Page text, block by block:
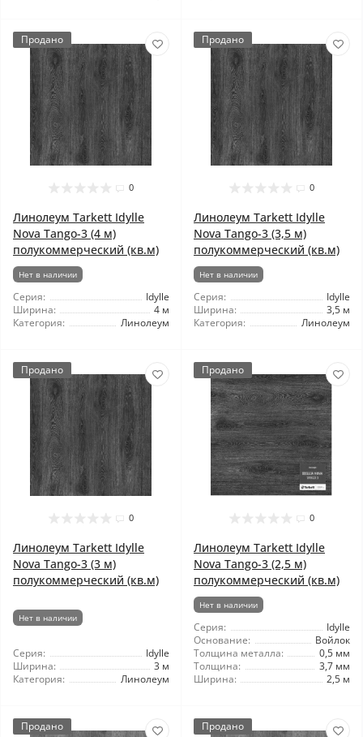
Продано
0
Линолеум Tarkett Idylle
Nova Tango-3 (4 м)
полукоммерческий (кв.м)
Нет в наличии
Серия:
Idylle
Ширина:
4 м
Категория:
Линолеум
Продано
0
Линолеум Tarkett Idylle
Nova Tango-3 (3,5 м)
полукоммерческий (кв.м)
Нет в наличии
Серия:
Idylle
Ширина:
3,5 м
Категория:
Линолеум
Продано
0
Линолеум Tarkett Idylle
Nova Tango-3 (3 м)
полукоммерческий (кв.м)
Нет в наличии
Серия:
Idylle
Ширина:
3 м
Категория:
Линолеум
Продано
0
Линолеум Tarkett Idylle
Nova Tango-3 (2,5 м)
полукоммерческий (кв.м)
Нет в наличии
Серия:
Idylle
Основание:
Войлок
Толщина металла:
0,5 мм
Толщина:
3,7 мм
Ширина:
2,5 м
Продано Продано